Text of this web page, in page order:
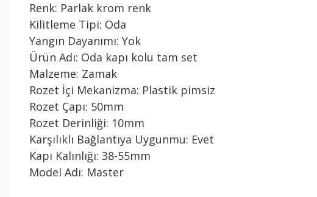
Renk: Parlak krom renk
Kilitleme Tipi: Oda
Yangın Dayanımı: Yok
Ürün Adı: Oda kapı kolu tam set
Malzeme: Zamak
Rozet İçi Mekanizma: Plastik pimsiz
Rozet Çapı: 50mm
Rozet Derinliği: 10mm
Karşılıklı Bağlantıya Uygunmu: Evet
Kapı Kalınlığı: 38-55mm
Model Adı: Master